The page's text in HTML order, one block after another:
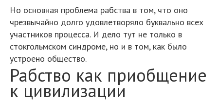
Но основная проблема рабства в том, что оно
чрезвычайно долго удовлетворяло буквально всех
участников процесса. И дело тут не только в
стокгольмском синдроме, но и в том, как было
устроено общество.
Рабство как приобщение
к цивилизации